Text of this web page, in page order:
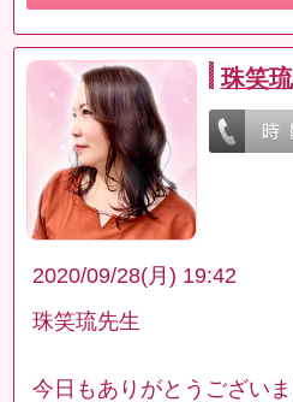
珠笑
2020/09/28(月) 19:42
珠笑琉先生
今日もありがとうござい